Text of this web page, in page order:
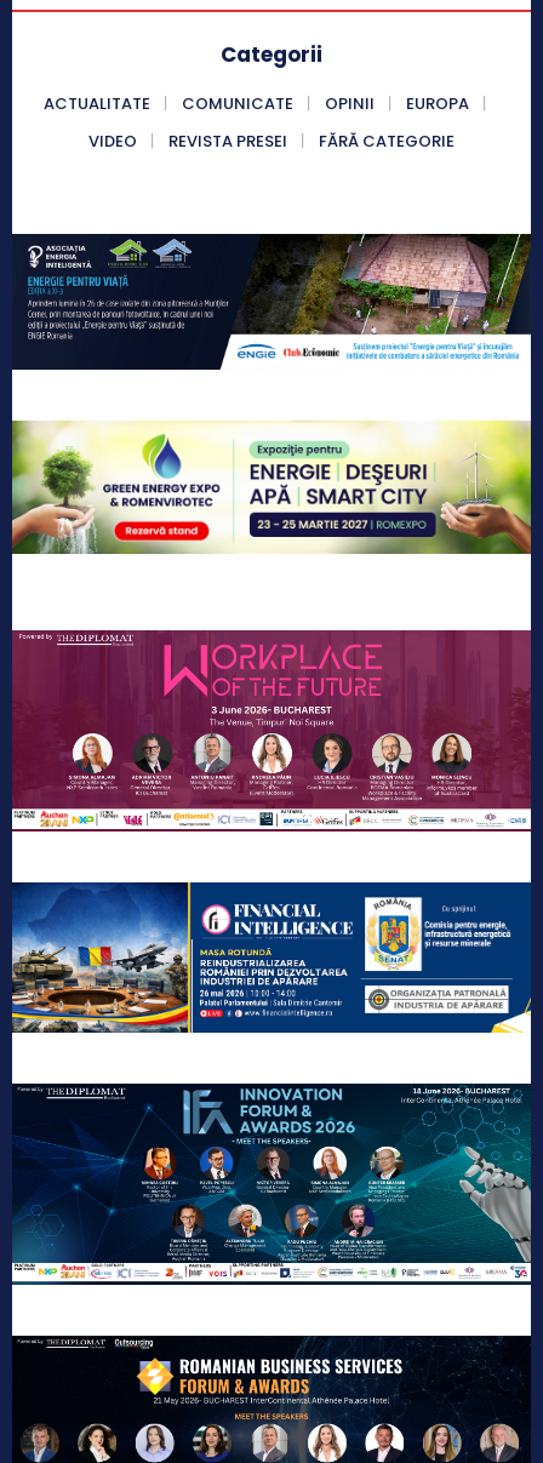
Categorii
ACTUALITATE COMUNICATE OPINII
EUROPA
VIDEO
REVISTA PRESEI FĂRĂ CATEGORIE